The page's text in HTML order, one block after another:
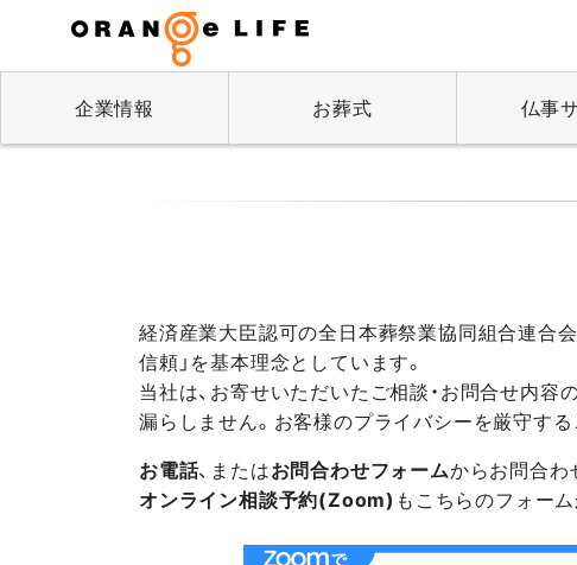
企業情報 お葬式 仏事
経済産業大臣認可の全日本葬祭業協同組合連合会
信頼」を基本理念としています。
当社は、お寄せいただいたご相談・お問合せ内
漏らしません。お客様のプライバシーを厳守する
お電話、またはお問合わせフォームからお問合わ
オンライン相談予約(Zoom) もこちらのフォー